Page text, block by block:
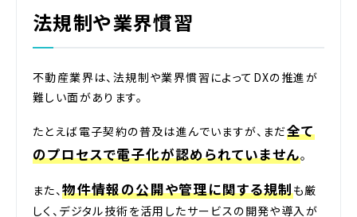
法規制や業界慣習
不動産業界は、法規制や業界慣習によってDXの推進が
難しい面があります。
たとえば電子契約の普及は進んでいますが、まだ全て
のプロセスで電子化が認められていません。
また、物件情報の公開や管理に関する規制も厳
しく、デジタル技術を活用したサービスの開発や導入が